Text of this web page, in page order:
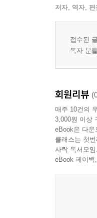
저자, 역자,
접수된
독자 분
회원리뷰
매주 10건의
3,000원 이상
eBook은 다
클래스는 첫
사락 독서모
eBook 페이